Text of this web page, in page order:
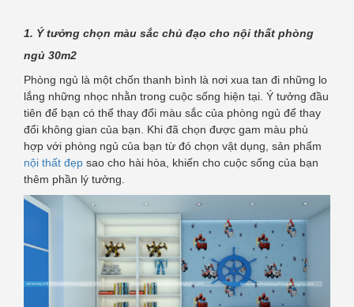
1. Ý tưởng chọn màu sắc chủ đạo cho nội thất phòng
ngủ 30m2
Phòng ngủ là một chốn thanh bình là nơi xua tan đi những lo
lắng những nhọc nhằn trong cuộc sống hiện tại. Ý tưởng đầu
tiên để bạn có thể thay đổi màu sắc của phòng ngủ để thay
đổi không gian của bạn. Khi đã chọn được gam màu phù
hợp với phòng ngủ của bạn từ đó chọn vật dụng, sản phẩm
nội thất đẹp sao cho hài hòa, khiến cho cuộc sống của bạn
thêm phần lý tưởng.